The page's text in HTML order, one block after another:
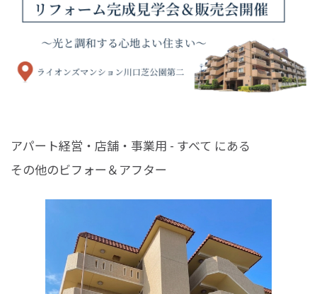
アパート経営・店舗・事業用 - すべて にある
その他のビフォー＆アフター